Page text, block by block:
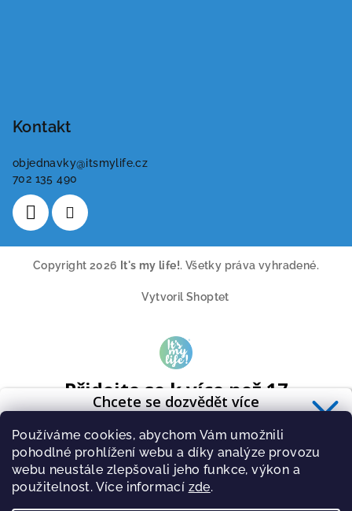
Používáme cookies, abychom Vám umožnili
pohodlné prohlížení webu a díky analýze provozu
webu neustále zlepšovali jeho funkce, výkon a
použitelnost. Více informací zde.
Kontakt
objednavky@itsmylife.cz
702 135 490
Copyright 2026 It's my life!. Všetky práva vyhradené.
Vytvoril Shoptet
Přidejte se k více než 17
tisícům odběratelů
A získavejte pravidelně tipy o novinkách ze světa cvičení a
zdravé stravy.
Chcete se dozvědět více
o zdravé výživě?
Přihlaste se k odběru newsletteru.